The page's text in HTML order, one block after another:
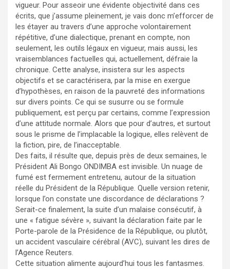
vigueur. Pour asseoir une évidente objectivité dans ces
écrits, que j’assume pleinement, je vais donc m’efforcer de
les étayer au travers d’une approche volontairement
répétitive, d’une dialectique, prenant en compte, non
seulement, les outils légaux en vigueur, mais aussi, les
vraisemblances factuelles qui, actuellement, défraie la
chronique. Cette analyse, insistera sur les aspects
objectifs et se caractérisera, par la mise en exergue
d’hypothèses, en raison de la pauvreté des informations
sur divers points. Ce qui se susurre ou se formule
publiquement, est perçu par certains, comme l’expression
d’une attitude normale. Alors que pour d’autres, et surtout
sous le prisme de l’implacable la logique, elles relèvent de
la fiction, pire, de l’inacceptable.
Des faits, il résulte que, depuis près de deux semaines, le
Président Ali Bongo ONDIMBA est invisible. Un nuage de
fumé est fermement entretenu, autour de la situation
réelle du Président de la République. Quelle version retenir,
lorsque l’on constate une discordance de déclarations ?
Serait-ce finalement, la suite d’un malaise consécutif, à
une « fatigue sévère », suivant la déclaration faite par le
Porte-parole de la Présidence de la République, ou plutôt,
un accident vasculaire cérébral (AVC), suivant les dires de
l’Agence Reuters.
Cette situation alimente aujourd’hui tous les fantasmes.